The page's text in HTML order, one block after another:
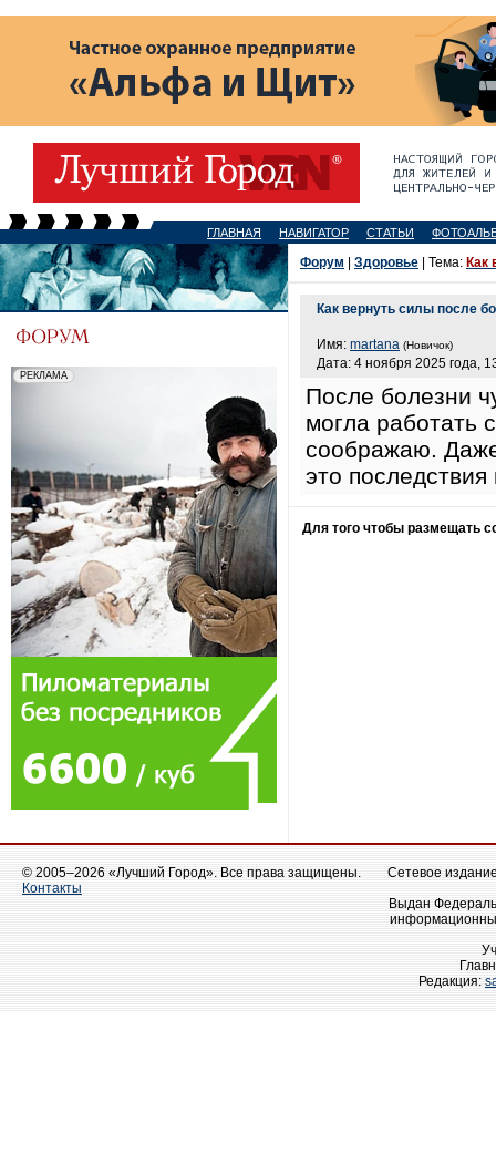
ГЛАВНАЯ НАВИГАТОР СТАТЬИ
Форум Здоровье | Тема: Как
Как вернуть силы после
Имя: martana (Новичок)
Дата: 4 ноября 2025 года,
После болезни
могла работать
соображаю.
это
Для того чтобы размещать
© 2005–2026 «Лучший Город». Все права защищены.
Контакты
Сетевое
Выдан
Редакция: